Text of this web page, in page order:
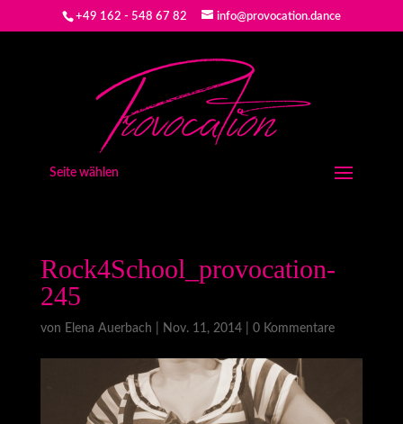
+49 162 - 548 67 82 info@provocation.dance
Seite wählen
Rock4School_provocation-
245
von Elena Auerbach Nov. 11, 2014| 0 Kommentare